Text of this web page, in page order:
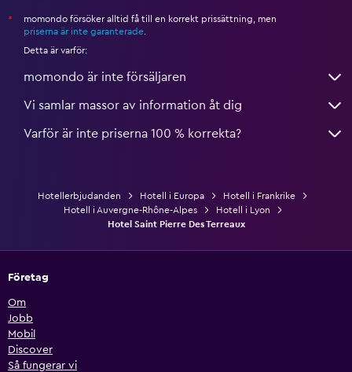
*
momondo försöker alltid få till en korrekt prissättning, men
priserna är inte garanterade
Detta är varför:
momondo är inte försäljaren
Vi samlar massor av information åt dig
Varför är inte priserna 100 % korrekta?
Hotellerbjudanden Hotell i Europa
Hotell i Frankrike
Hotell i Auvergne-Rhône-Alpes
Hotell i Lyon
Hotel Saint Pierre Des Terreaux
Företag
Om
Jobb
Mobil
Discover
Så fungerar vi